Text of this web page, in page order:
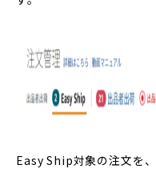
Easy Ship対象の注文を